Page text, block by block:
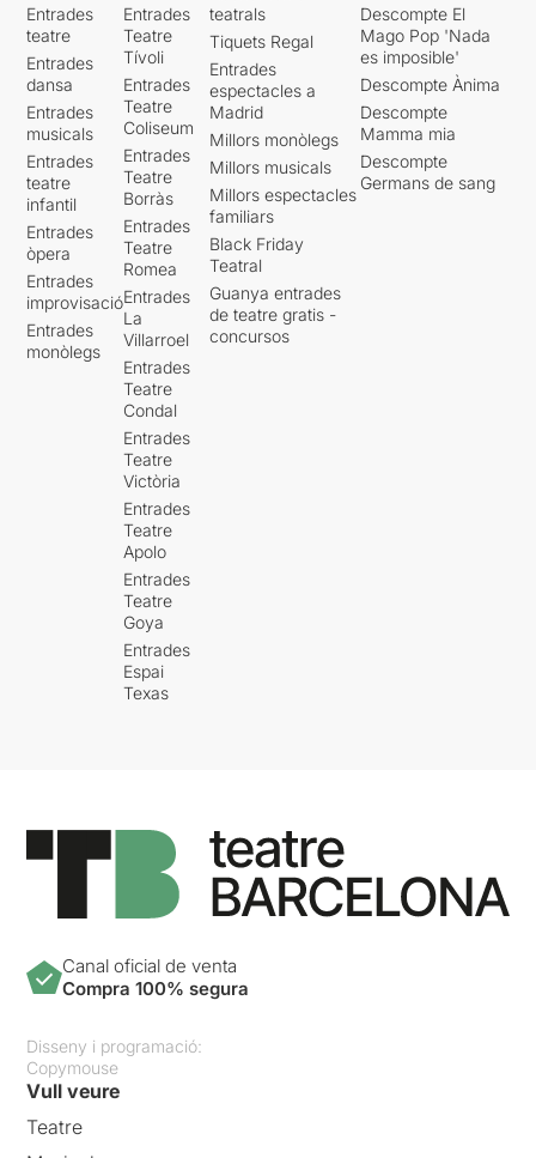
Entrades
teatre
Entrades
dansa
Entrades
musicals
Entrades
teatre
infantil
Entrades
òpera
Entrades
improvisació
Entrades
monòlegs
Entrades
Teatre
Tívoli
Entrades
Teatre
Coliseum
Entrades
Teatre
Borràs
Entrades
Teatre
Romea
Entrades
La
Villarroel
Entrades
Teatre
Condal
Entrades
Teatre
Victòria
Entrades
Teatre
Apolo
Entrades
Teatre
Goya
Entrades
Espai
Texas
teatrals
Tiquets Regal
Entrades
espectacles a
Madrid
Millors monòlegs
Millors musicals
Millors espectacles
familiars
Black Friday
Teatral
Guanya entrades
de teatre gratis -
concursos
Descompte El
Mago Pop 'Nada
es imposible'
Descompte Ànima
Descompte
Mamma mia
Descompte
Germans de sang
Canal oficial de venta
Compra 100% segura
Disseny i programació:
Copymouse
Vull veure
Teatre